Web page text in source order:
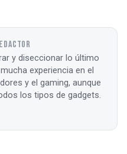
y diseccionar lo último
experiencia en el
y el gaming, aunque
los tipos de gadgets.